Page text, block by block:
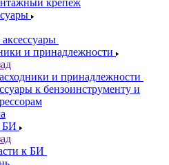
крепеж
и принадлежности
и принадлежности
к бензоинструменту и
БИ
к БИ